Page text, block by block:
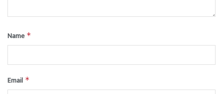
Name *
Email *